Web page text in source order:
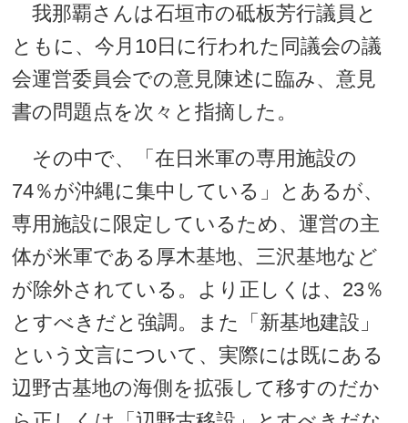
我那覇さんは石垣市の砥板芳行議員と
ともに、今月10日に行われた同議会の議
会運営委員会での意見陳述に臨み、意見
書の問題点を次々と指摘した。
その中で、「在日米軍の専用施設の
74％が沖縄に集中している」とあるが、
専用施設に限定しているため、運営の主
体が米軍である厚木基地、三沢基地など
が除外されている。より正しくは、23％
とすべきだと強調。また「新基地建設」
という文言について、実際には既にある
辺野古基地の海側を拡張して移すのだか